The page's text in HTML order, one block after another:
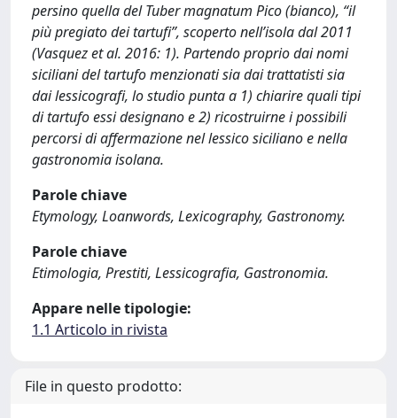
persino quella del Tuber magnatum Pico (bianco), “il
più pregiato dei tartufi”, scoperto nell’isola dal 2011
(Vasquez et al. 2016: 1). Partendo proprio dai nomi
siciliani del tartufo menzionati sia dai trattatisti sia
dai lessicografi, lo studio punta a 1) chiarire quali tipi
di tartufo essi designano e 2) ricostruirne i possibili
percorsi di affermazione nel lessico siciliano e nella
gastronomia isolana.
Parole chiave
Etymology, Loanwords, Lexicography, Gastronomy.
Parole chiave
Etimologia, Prestiti, Lessicografia, Gastronomia.
Appare nelle tipologie:
1.1 Articolo in rivista
File in questo prodotto: